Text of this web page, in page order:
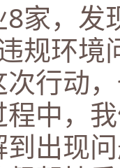
家，发
规环境
行动
中，
出现